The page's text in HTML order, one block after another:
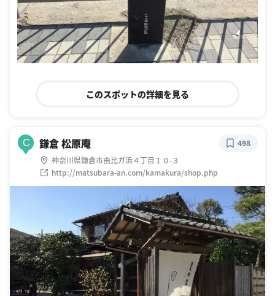
このスポットの詳細を見る
C 鎌倉 松原庵
神奈川県鎌倉市由比ガ浜４丁目１０-３
http://matsubara-an.com/kamakura/shop.php
498